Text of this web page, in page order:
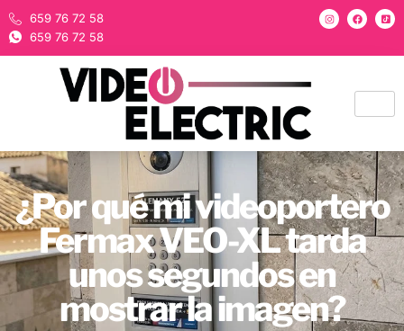
659 76 72 58
659 76 72 58
¿Por qué mi videoportero
Fermax VEO-XL tarda
unos segundos en
mostrar la imagen?